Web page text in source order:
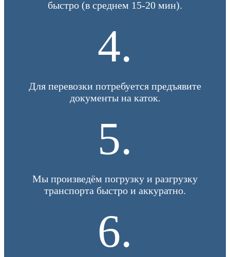
быстро (в среднем 15-20 мин).
4.
Для перевозки потребуется предъявите
документы на каток.
5.
Мы произведём погрузку и разгрузку
транспорта быстро и аккуратно.
6.